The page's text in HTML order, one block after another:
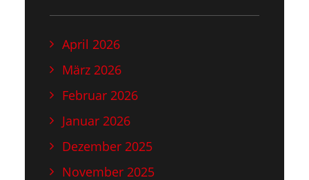
April 2026
März 2026
Februar 2026
Januar 2026
Dezember 2025
November 2025